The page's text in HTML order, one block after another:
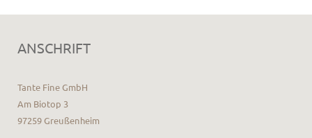
ANSCHRIFT
Tante Fine GmbH
Am Biotop 3
97259 Greußenheim